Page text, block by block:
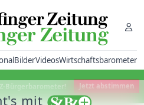
BilderVideosWirtschaftsbarometer
Bürgerbarometer! Jetzt abstimmen
mit